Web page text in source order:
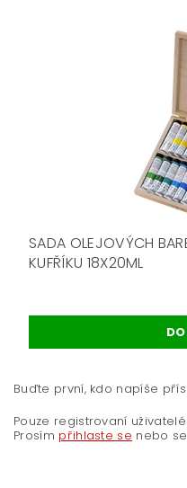
SADA OLEJOVÝCH
KUFŘÍKU 18X20ML
Buďte první, kdo napíše
Pouze registrovaní
Prosím přihlaste se nebo se